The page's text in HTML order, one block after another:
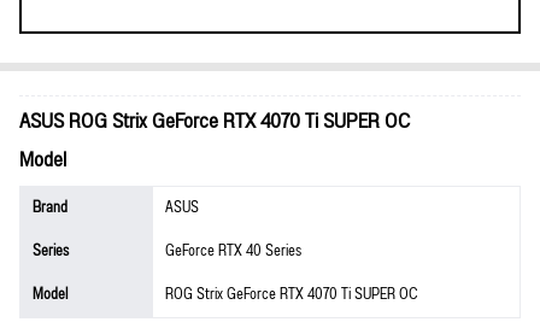
ASUS ROG Strix GeForce RTX 4070 Ti SUPER OC
Model
Brand
ASUS
Series
GeForce RTX 40 Series
Model
ROG Strix GeForce RTX 4070 Ti SUPER OC